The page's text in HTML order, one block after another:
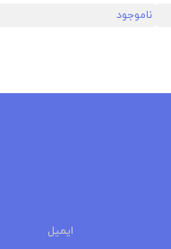
ناموجود
ایمیل